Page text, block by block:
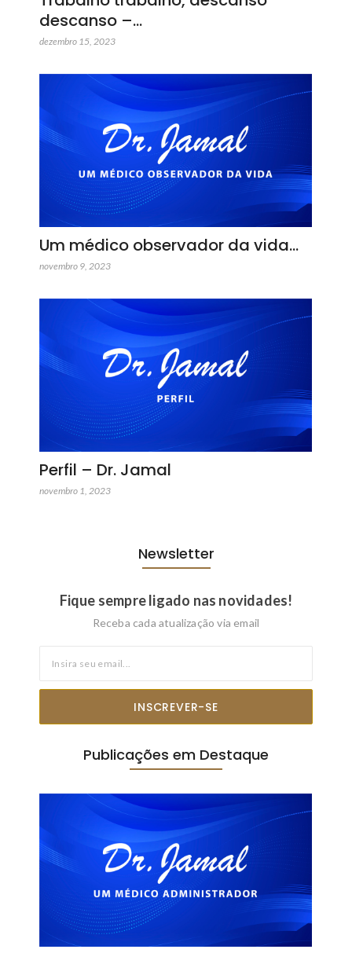
descanso –…
dezembro 15, 2023
Um médico observador da vida…
novembro 9, 2023
Perfil – Dr. Jamal
novembro 1, 2023
Newsletter
Fique sempre ligado nas novidades!
Receba cada atualização via email
INSCREVER-SE
Publicações em Destaque